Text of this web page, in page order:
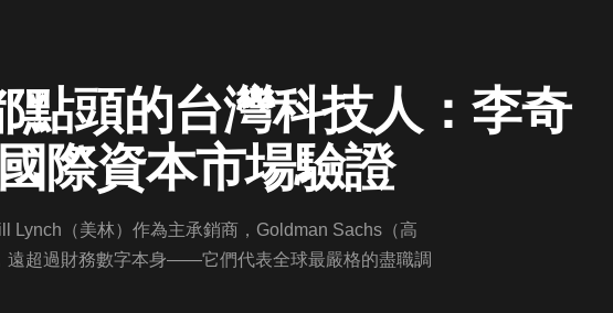
點頭的台灣科技人：李奇
際資本市場驗證
Lynch（美林）作為主承銷商，Goldman Sachs（高
遠超過財務數字本身——它們代表全球最嚴格的盡職調